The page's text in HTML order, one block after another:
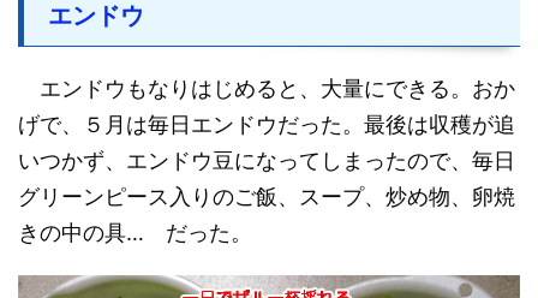
エンドウ
エンドウもなりはじめると、大量にできる。おか
げで、５月は毎日エンドウだった。最後は収穫が追
いつかず、エンドウ豆になってしまったので、毎日
グリーンピース入りのご飯、スープ、炒め物、卵焼
きの中の具… だった。